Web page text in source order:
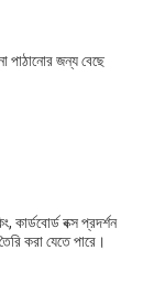
পাঠানোর জন্য বেছে
কার্ডবোর্ড বক্স প্রদর্শন
করা যেতে পারে।